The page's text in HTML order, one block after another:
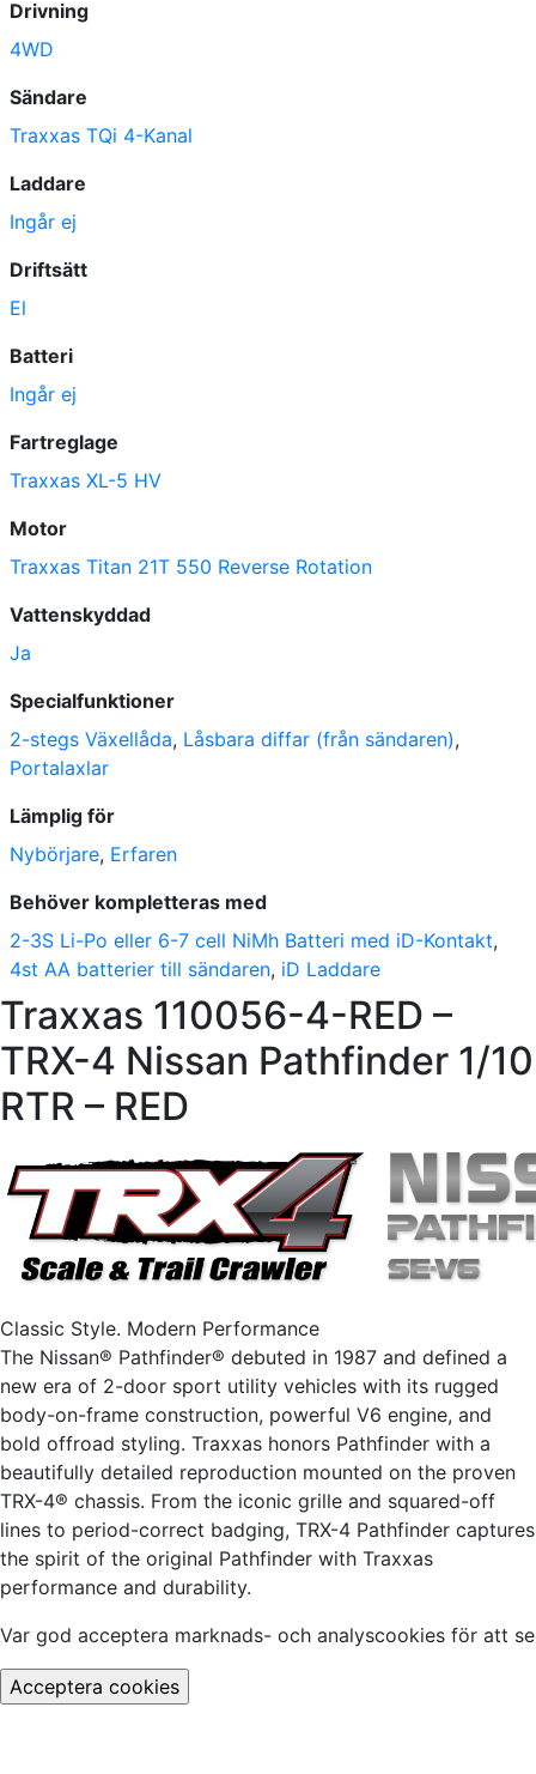
Drivning
4WD
Sändare
Traxxas TQi 4-Kanal
Laddare
Ingår ej
Driftsätt
El
Batteri
Ingår ej
Fartreglage
Traxxas XL-5 HV
Motor
Traxxas Titan 21T 550 Reverse Rotation
Vattenskyddad
Ja
Specialfunktioner
2-stegs Växellåda, Låsbara diffar (från sändaren),
Portalaxlar
Lämplig för
Nybörjare, Erfaren
Behöver kompletteras med
2-3S Li-Po eller 6-7 cell NiMh Batteri med iD-Kontakt,
4st AA batterier till sändaren, iD Laddare
Traxxas 110056-4-RED –
TRX-4 Nissan Pathfinder 1/10
RTR – RED
Classic Style. Modern Performance
The Nissan® Pathfinder® debuted in 1987 and defined a
new era of 2-door sport utility vehicles with its rugged
body-on-frame construction, powerful V6 engine, and
bold offroad styling. Traxxas honors Pathfinder with a
beautifully detailed reproduction mounted on the proven
TRX-4® chassis. From the iconic grille and squared-off
lines to period-correct badging, TRX-4 Pathfinder captures
the spirit of the original Pathfinder with Traxxas
performance and durability.
Var god acceptera marknads- och analyscookies för att